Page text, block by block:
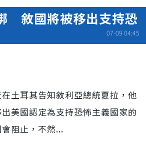
敘國將被移出支持恐
07-09 04:45
土耳其告知敘利亞總統夏拉，他
美國認定為支持恐怖主義國家的
阻止，不然...